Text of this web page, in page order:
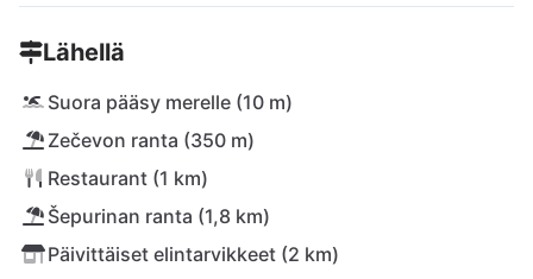
Lähellä
Suora pääsy merelle (10 m)
Zečevon ranta (350 m)
Restaurant (1 km)
Šepurinan ranta (1,8 km)
Päivittäiset elintarvikkeet (2 km)